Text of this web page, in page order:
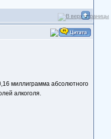
миллиграмма абсолютного
алкоголя.